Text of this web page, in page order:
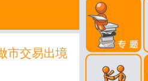
市交易出境